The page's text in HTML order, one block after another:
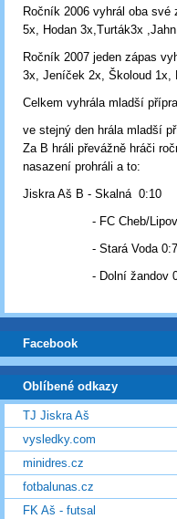
Ročník 2006 vyhrál oba
5x, Hodan 3x,Turták3x
Ročník 2007 jeden zápas
3x, Jeníček 2x, Školoud 1x,
Celkem vyhrála mladší
ve stejný den hrála mladší
Za B hráli převážně hráči
nasazení prohráli a to:
Jiskra Aš B - Skalná 0:10
- FC Cheb/Lipová
- Stará Voda 0:7
- Dolní žandov
Facebook
Oblíbené odkazy
TJ Jiskra Aš
vysledky.com
minidres.cz
fotbalunas.cz
FK Aš - futsal